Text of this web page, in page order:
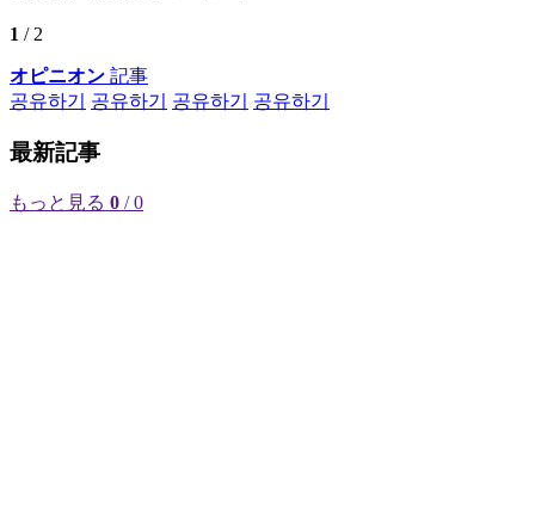
1 / 2
オピニオン 記事
공유하기
공유하기 공유하기 공유하기
最新記事
もっと見る 0 / 0